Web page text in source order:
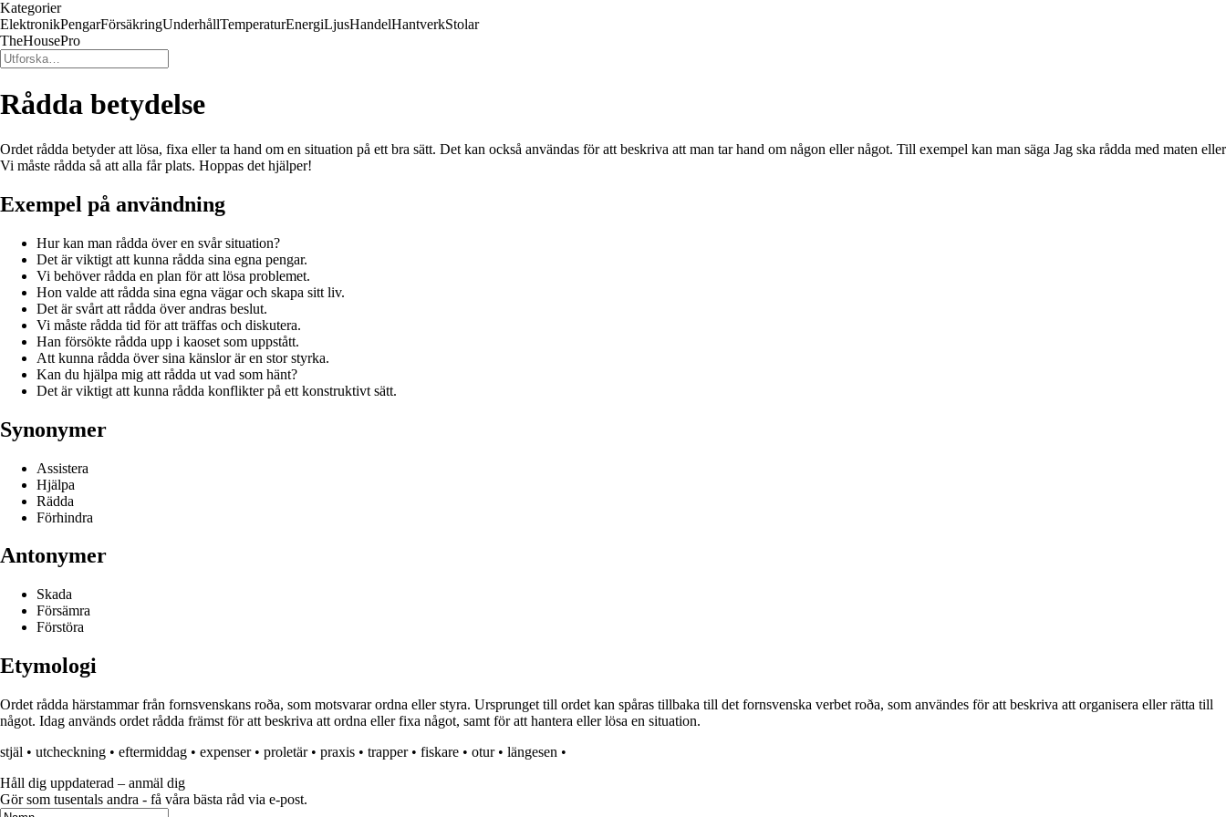
Kategorier
ElektronikPengarFörsäkringUnderhållTemperaturEnergiLjusHandelHantverkStolar
TheHousePro
Rådda betydelse
Ordet rådda betyder att lösa, fixa eller ta hand om en situation på ett bra sätt. Det kan också användas för att beskriva att man tar hand om någon eller något. Till exempel kan man säga Jag ska rådda med maten eller
Vi måste rådda så att alla får plats. Hoppas det hjälper!
Exempel på användning
Hur kan man rådda över en svår situation?
Det är viktigt att kunna rådda sina egna pengar.
Vi behöver rådda en plan för att lösa problemet.
Hon valde att rådda sina egna vägar och skapa sitt liv.
Det är svårt att rådda över andras beslut.
Vi måste rådda tid för att träffas och diskutera.
Han försökte rådda upp i kaoset som uppstått.
Att kunna rådda över sina känslor är en stor styrka.
Kan du hjälpa mig att rådda ut vad som hänt?
Det är viktigt att kunna rådda konflikter på ett konstruktivt sätt.
Synonymer
Assistera
Hjälpa
Rädda
Förhindra
Antonymer
Skada
Försämra
Förstöra
Etymologi
Ordet rådda härstammar från fornsvenskans roða, som motsvarar ordna eller styra. Ursprunget till ordet kan spåras tillbaka till det fornsvenska verbet roða, som användes för att beskriva att organisera eller rätta till
något. Idag används ordet rådda främst för att beskriva att ordna eller fixa något, samt för att hantera eller lösa en situation.
stjäl • utcheckning • eftermiddag • expenser• proletär• praxis • trapper• fiskare • otur• längesen •
Håll dig uppdaterad – anmäl dig
Gör som tusentals andra - få våra bästa råd via e-post.